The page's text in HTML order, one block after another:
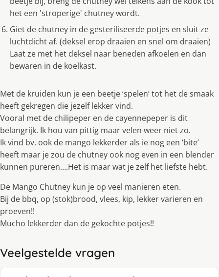
het een 'stroperige' chutney wordt.
Giet de chutney in de gesteriliseerde potjes en sluit ze
luchtdicht af. (deksel erop draaien en snel om draaien)
Laat ze met het deksel naar beneden afkoelen en dan
bewaren in de koelkast.
Met de kruiden kun je een beetje ‘spelen’ tot het de smaak
heeft gekregen die jezelf lekker vind.
Vooral met de chilipeper en de cayennepeper is dit
belangrijk. Ik hou van pittig maar velen weer niet zo.
Ik vind bv. ook de mango lekkerder als ie nog een ‘bite’
heeft maar je zou de chutney ook nog even in een blender
kunnen pureren….Het is maar wat je zelf het liefste hebt.
De Mango Chutney kun je op veel manieren eten.
Bij de bbq, op (stok)brood, vlees, kip, lekker varieren en
proeven!!
Mucho lekkerder dan de gekochte potjes!!
Veelgestelde vragen